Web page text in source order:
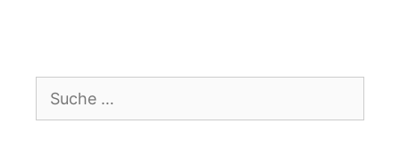
Suche
nach: